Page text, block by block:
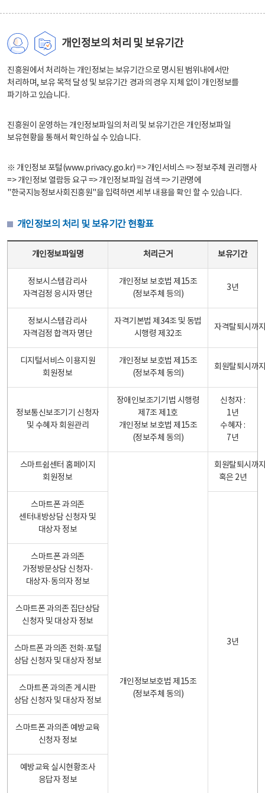
개인정보의 처리 및 보유기간
진흥원에서 처리하는 개인정보는 보유기간으로 명시된 범위내에서만
처리하며, 보유 목적 달성 및 보유기간 경과의 경우 지체 없이 개인정보를
파기하고 있습니다.
진흥원이 운영하는 개인정보파일의 처리 및 보유기간은 개인정보파일
보유현황을 통해서 확인하실 수 있습니다.
※ 개인정보 포털(www.privacy.go.kr) => 개인서비스 => 정보주체 권리행사
=> 개인정보 열람등 요구 => 개인정보파일 검색 => 기관명에
"한국지능정보사회진흥원"을 입력하면 세부 내용을 확인 할 수 있습니다.
개인정보의 처리 및 보유기간 현황표
개인정보파일명 처리근거 보유기간
정보시스템감리사
자격검정 응시자 명단
개인정보 보호법 제15조
(정보주체 등의)
3년
정보시스템감리사
자격검정 합격자 명단
자격기본법 제34조 및 동법
시행령 제32조
자격탈퇴시까
디지털서비스 이용지원
회원정보
개인정보 보호법 제15조
(정보주체 동의)
회원탈퇴시까
정보통신보조기기 신청자
및 수혜자 회원관리
장애인보조기기법 시행령
제7조 제1호
개인정보 보호법 제15조
(정보주체 동의)
신청자 :
1년
수혜자 :
7년
스마트쉼센터 홈페이지
회원정보
개인정보보호법 제15조
(정보주체 동의)
회원탈퇴시까
혹은 2년
스마트폰 과의존
센터내방상담 신청자 및
대상자 정보
3년
스마트폰 과의존
가정방문상담 신청자·
대상자·동의자 정보
스마트폰 과의존 집단상담
신청자 및 대상자 정보
스마트폰 과의존 전화·포털
상담 신청자 및 대상자 정보
스마트폰 과의존 게시판
상담 신청자 및 대상자 정보
스마트폰 과의존 예방교육
신청자 정보
예방교육 실시현황조사
응답자 정보